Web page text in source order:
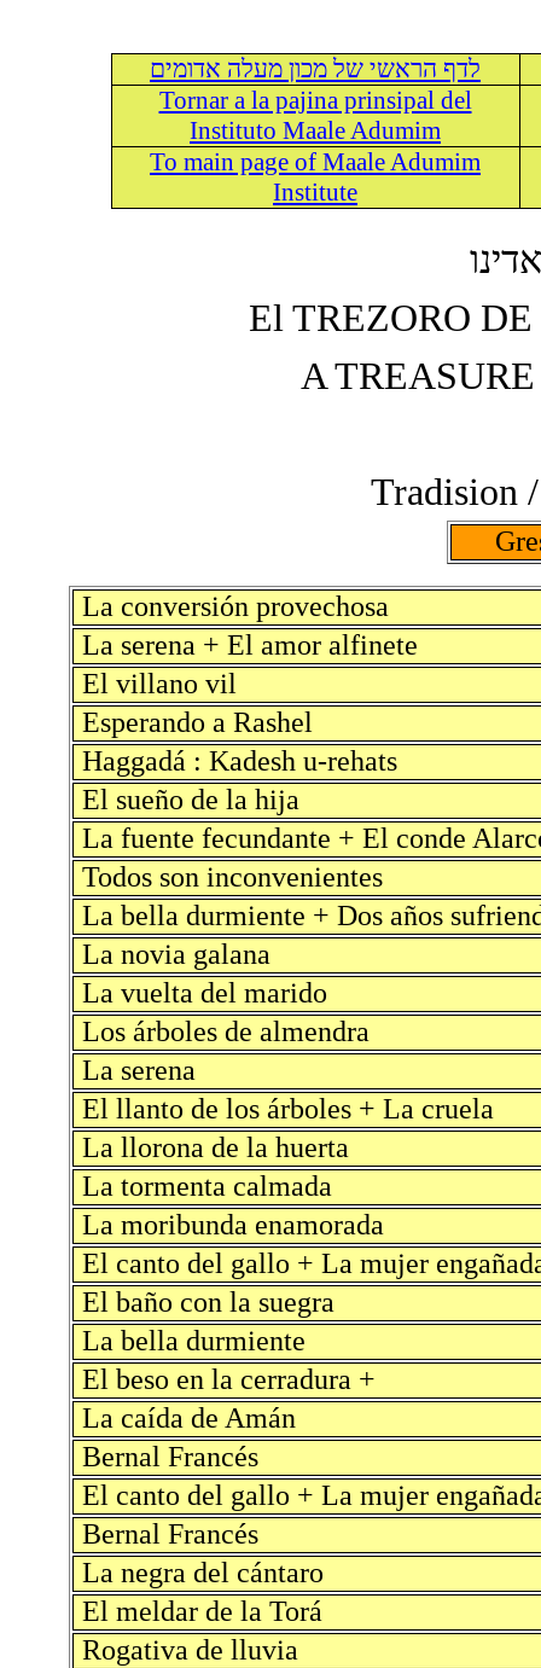
לדף הראשי של מכון מעלה אדומים
Tornar a la pajina prinsipal del
Instituto Maale Adumim
To main page of Maale Adumim
Institute
El TREZORO
A
La conversión provechosa
La serena + El amor alfinete
El villano vil
Esperando a Rashel
Haggadá : Kadesh u-rehats
El sueño de la hija
La fuente fecundante + El conde
Todos son inconvenientes
La bella durmiente + Dos años
La novia galana
La vuelta del marido
Los árboles de almendra
La serena
El llanto de los árboles + La cruela
La llorona de la huerta
La tormenta calmada
La moribunda enamorada
El canto del gallo + La mujer
El baño con la suegra
La bella durmiente
El beso en la cerradura +
La caída de Amán
Bernal Francés
El canto del gallo + La mujer
Bernal Francés
La negra del cántaro
El meldar de la Torá
Rogativa de lluvia